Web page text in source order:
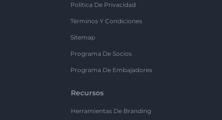
Política De Privacidad
Términos Y Condiciones
Sitemap
Programa De Socios
Programa De Embajadores
Recursos
Herramientas De Branding